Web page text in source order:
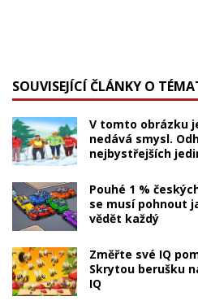
SOUVISEJÍCÍ ČLÁNKY O
V tomto obrázku
nedává smysl.
nejbystřejších
Pouhé 1 %
se musí pohnout
vědět každý
Změřte své IQ
Skrytou berušku
IQ